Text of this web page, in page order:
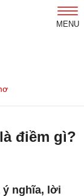
MENU
điềm gì?
ý nghĩa, lời